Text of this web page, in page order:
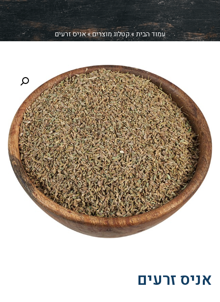
עמוד הבית»קטלוג מוצרים»אניס זרעים
אניס זרעים